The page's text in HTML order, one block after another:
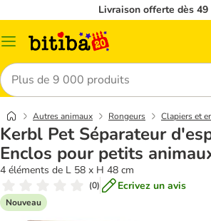
Livraison offerte dès 49
Menu
Rechercher
Autres animaux Rongeurs Clapiers et
Kerbl Pet Séparateur
Enclos pour petits
4 éléments de L 58 x H 48 cm
(0) Ecrivez un avis
Nouveau